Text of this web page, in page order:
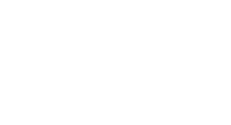
и агрессивные условия
класс защиты
Металлические
элементы выполнены из
нержавеющей стали, что
и устойчивость к